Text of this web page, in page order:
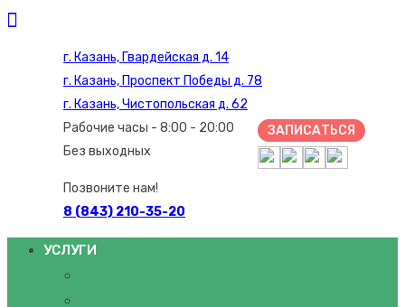
г. Казань, Гвардейская д. 14
г. Казань, Проспект Победы д. 78
г. Казань, Чистопольская д. 62
Рабочие часы - 8:00 - 20:00
Без выходных
ЗАПИСАТЬСЯ
Позвоните нам!
8 (843) 210-35-20
УСЛУГИ